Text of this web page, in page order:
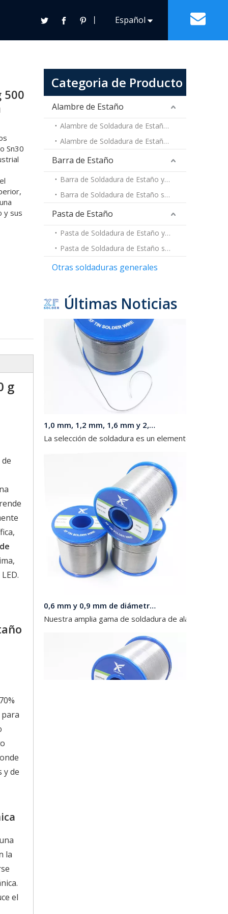
Pasta de Estaño sin Plomo
Contacto 丨 Español
English
500
Sn30
y sus
g
y de
la
el
Categoria de Producto
Alambre de Estaño
Alambre de Soldadura de Estaño y Plomo
Alambre de Soldadura de Estaño sin Plomo
Barra de Estaño
Barra de Soldadura de Estaño y Plomo
Barra de Soldadura de Estaño sin Plomo
Pasta de Estaño
Pasta de Soldadura de Estaño y Plomo
Pasta de Soldadura de Estaño sin Plomo
Otras soldaduras generales
Últimas Noticias
1,6 mm 1,8 mm 2 mm de diámetro 1 lb (454 g) por rollo 60 40 Sn Pb Alambre de soldadura para ensamblajes eléctricos
La combinación de la probada aleación 60 sn 40
La selección de soldadura es un elemento
Nuestra amplia gama de soldadura de alambre